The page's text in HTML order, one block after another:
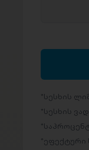
სესხის
სესხის
ეფექტური